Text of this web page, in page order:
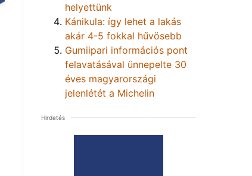
helyettünk
Kánikula: így lehet a lakás
akár 4-5 fokkal hűvösebb
Gumiipari információs pont
felavatásával ünnepelte 30
éves magyarországi
jelenlétét a Michelin
Hirdetés